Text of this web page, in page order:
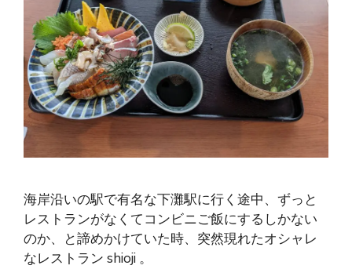
海岸沿いの駅で有名な下灘駅に行く途中、ずっと
レストランがなくてコンビニご飯にするしかない
のか、と諦めかけていた時、突然現れたオシャレ
なレストラン shioji 。